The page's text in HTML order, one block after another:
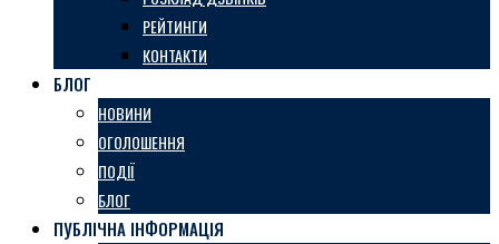
РЕЙТИНГИ
КОНТАКТИ
БЛОГ
НОВИНИ
ОГОЛОШЕННЯ
ПОДІЇ
БЛОГ
ПУБЛІЧНА ІНФОРМАЦІЯ